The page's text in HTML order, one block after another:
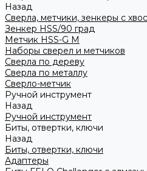
Назад
Сверла, метчики, зенкеры с
Зенкер HSS/90 град
Метчик HSS-G М
Наборы сверел и метчиков
Сверла по дереву
Сверла по металлу
Сверло-метчик
Ручной инструмент
Назад
Ручной инструмент
Биты, отвертки, ключи
Назад
Биты, отвертки, ключи
Адаптеры